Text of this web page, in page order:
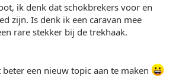
ik denk dat schokbrekers voor en
zijn. Is denk ik een caravan mee
rare stekker bij de trekhaak.
beter een nieuw topic aan te maken